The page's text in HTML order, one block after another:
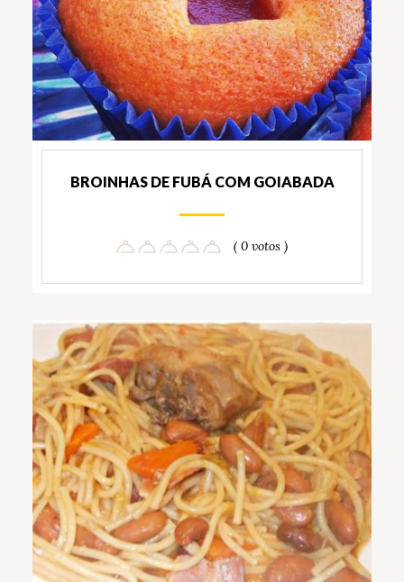
BROINHAS DE FUBÁ COM GOIABADA
( 0 votos )